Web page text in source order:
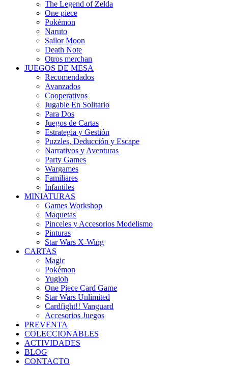
The Legend of Zelda
One piece
Pokémon
Naruto
Sailor Moon
Death Note
Otros merchan
JUEGOS DE MESA
Recomendados
Avanzados
Cooperativos
Jugable En Solitario
Para Dos
Juegos de Cartas
Estrategia y Gestión
Puzzles, Deducción y Escape
Narrativos y Aventuras
Party Games
Wargames
Familiares
Infantiles
MINIATURAS
Games Workshop
Maquetas
Pinceles y Accesorios Modelismo
Pinturas
Star Wars X-Wing
CARTAS
Magic
Pokémon
Yugioh
One Piece Card Game
Star Wars Unlimited
Cardfight!! Vanguard
Accesorios Juegos
PREVENTA
COLECCIONABLES
ACTIVIDADES
BLOG
CONTACTO